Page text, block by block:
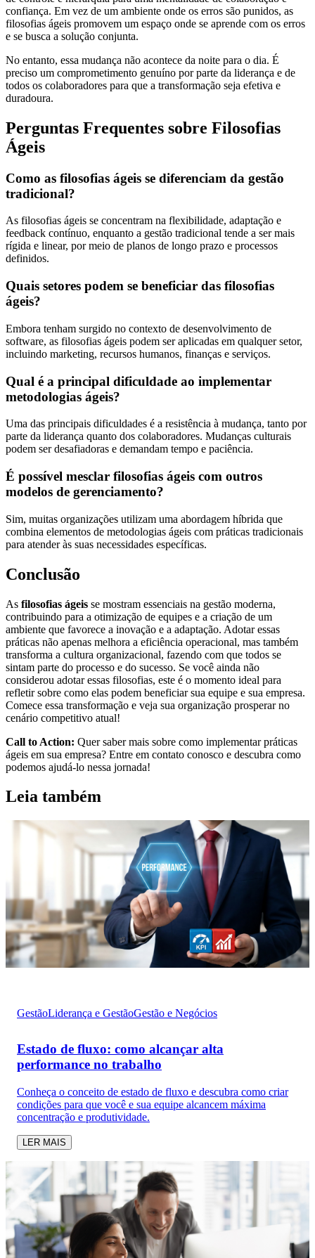
confiança. Em vez de um ambiente onde os erros são punidos, as
filosofias ágeis promovem um espaço onde se aprende com os erros
e se busca a solução conjunta.
No entanto, essa mudança não acontece da noite para o dia. É
preciso um comprometimento genuíno por parte da liderança e de
todos os colaboradores para que a transformação seja efetiva e
duradoura.
Perguntas Frequentes sobre Filosofias
Ágeis
Como as filosofias ágeis se diferenciam da gestão
tradicional?
As filosofias ágeis se concentram na flexibilidade, adaptação e
feedback contínuo, enquanto a gestão tradicional tende a ser mais
rígida e linear, por meio de planos de longo prazo e processos
definidos.
Quais setores podem se beneficiar das filosofias
ágeis?
Embora tenham surgido no contexto de desenvolvimento de
software, as filosofias ágeis podem ser aplicadas em qualquer setor,
incluindo marketing, recursos humanos, finanças e serviços.
Qual é a principal dificuldade ao implementar
metodologias ágeis?
Uma das principais dificuldades é a resistência à mudança, tanto por
parte da liderança quanto dos colaboradores. Mudanças culturais
podem ser desafiadoras e demandam tempo e paciência.
É possível mesclar filosofias ágeis com outros
modelos de gerenciamento?
Sim, muitas organizações utilizam uma abordagem híbrida que
combina elementos de metodologias ágeis com práticas tradicionais
para atender às suas necessidades específicas.
Conclusão
As filosofias ágeis se mostram essenciais na gestão moderna,
contribuindo para a otimização de equipes e a criação de um
ambiente que favorece a inovação e a adaptação. Adotar essas
práticas não apenas melhora a eficiência operacional, mas também
transforma a cultura organizacional, fazendo com que todos se
sintam parte do processo e do sucesso. Se você ainda não
considerou adotar essas filosofias, este é o momento ideal para
refletir sobre como elas podem beneficiar sua equipe e sua empresa.
Comece essa transformação e veja sua organização prosperar no
cenário competitivo atual!
Call to Action: Quer saber mais sobre como implementar práticas
ágeis em sua empresa? Entre em contato conosco e descubra como
podemos ajudá-lo nessa jornada!
Leia também
GestãoLiderança e GestãoGestão e Negócios
Estado de fluxo: como alcançar alta
performance no trabalho
Conheça o conceito de estado de fluxo e descubra como criar
condições para que você e sua equipe alcancem máxima
concentração e produtividade.
LER MAIS